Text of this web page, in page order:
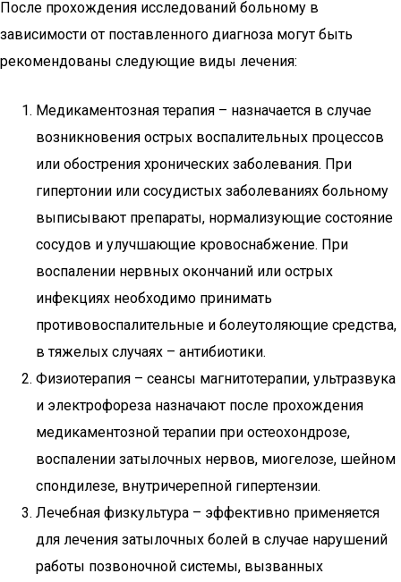
После прохождения исследований больному в
зависимости от поставленного диагноза могут быть
рекомендованы следующие виды лечения:
Медикаментозная терапия – назначается в случае
возникновения острых воспалительных процессов
или обострения хронических заболевания. При
гипертонии или сосудистых заболеваниях больному
выписывают препараты, нормализующие состояние
сосудов и улучшающие кровоснабжение. При
воспалении нервных окончаний или острых
инфекциях необходимо принимать
противовоспалительные и болеутоляющие средства,
в тяжелых случаях – антибиотики.
Физиотерапия – сеансы магнитотерапии, ультразвука
и электрофореза назначают после прохождения
медикаментозной терапии при остеохондрозе,
воспалении затылочных нервов, миогелозе, шейном
спондилезе, внутричерепной гипертензии.
Лечебная физкультура – эффективно применяется
для лечения затылочных болей в случае нарушений
работы позвоночной системы, вызванных